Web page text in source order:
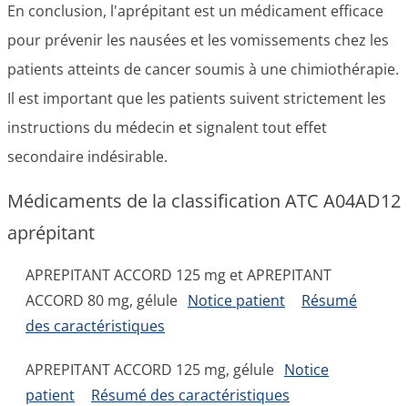
En conclusion, l'aprépitant est un médicament efficace
pour prévenir les nausées et les vomissements chez les
patients atteints de cancer soumis à une chimiothérapie.
Il est important que les patients suivent strictement les
instructions du médecin et signalent tout effet
secondaire indésirable.
Médicaments de la classification ATC A04AD12
aprépitant
APREPITANT ACCORD 125 mg et APREPITANT
ACCORD 80 mg, gélule Notice patient
Résumé
des caractéristiques
APREPITANT ACCORD 125 mg, gélule Notice
patient
Résumé des caractéristiques